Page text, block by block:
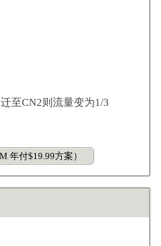
至CN2则流量变为1/3
年付$19.99方案）